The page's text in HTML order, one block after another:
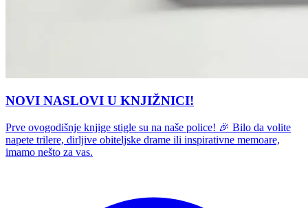
NOVI NASLOVI U KNJIŽNICI!
Prve ovogodišnje knjige stigle su na naše police! 🎉 Bilo da volite
napete trilere, dirljive obiteljske drame ili inspirativne memoare,
imamo nešto za vas.